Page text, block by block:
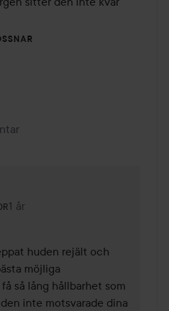
Lyko Creator.
1 år
Kommentaren lades 1 år
huden rejält och
möjliga
så lång hållbarhet som
inte motsvarade dina